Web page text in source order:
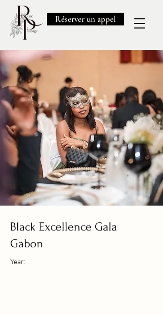
Réserver un appel
Black Excellence Gala
Gabon
Year: